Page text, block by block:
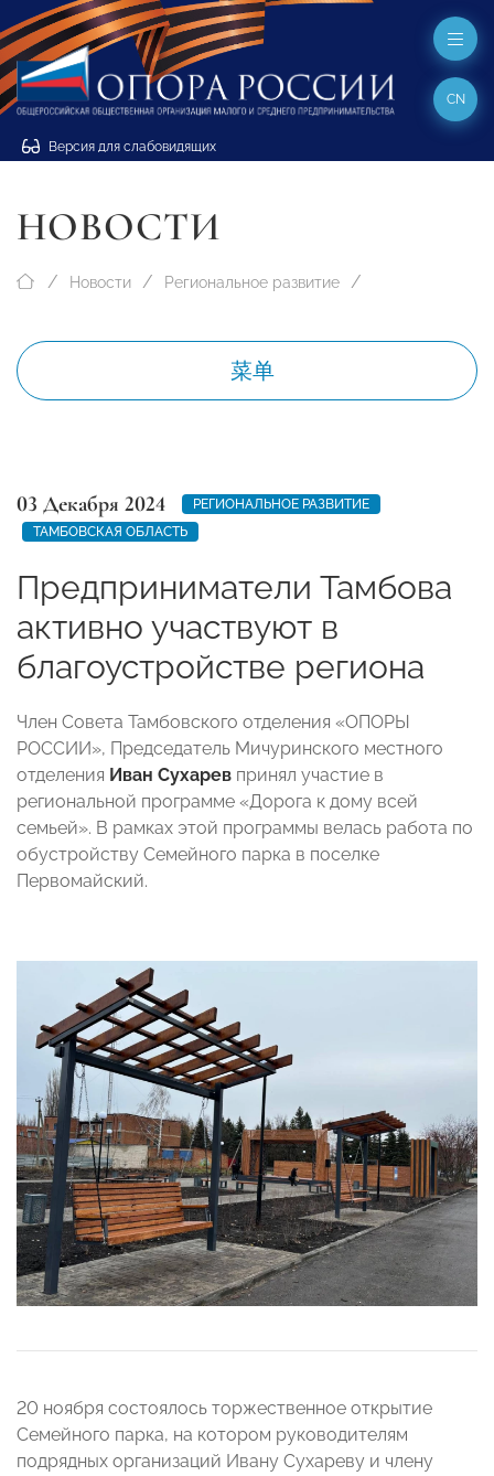
Версия для слабовидящих
CN
НОВОСТИ
Новости Региональное развитие
菜单
03 Декабря 2024
РЕГИОНАЛЬНОЕ РАЗВИТИЕ
ТАМБОВСКАЯ ОБЛАСТЬ
Предприниматели Тамбова
активно участвуют в
благоустройстве региона
Член Совета Тамбовского отделения «ОПОРЫ
РОССИИ», Председатель Мичуринского местного
отделения Иван Сухарев принял участие в
региональной программе «Дорога к дому всей
семьей». В рамках этой программы велась работа по
обустройству Семейного парка в поселке
Первомайский.
20 ноября состоялось торжественное открытие
Семейного парка, на котором руководителям
подрядных организаций Ивану Сухареву и члену